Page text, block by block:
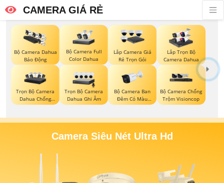
CAMERA GIÁ RẺ
Bộ Camera Dahua
Báo Động
Bộ Camera Full
Color Dahua
Lắp Camera Giá
Rẻ Trọn Gói
Lắp Trọn Bộ
Camera Dahua
Trọn Bộ Camera
Dahua Chống
Trộm
Trọn Bộ Camera
Dahua Ghi Âm
Bộ Camera Ban
Đêm Có Màu
Kbvision
Bộ Camera Chống
Trộm Visioncop
Camera Siêu Nét Ultra Hd